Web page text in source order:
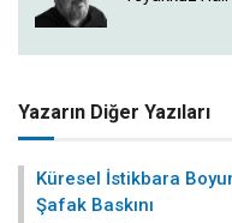
Yazarın Diğer Yazıları
Küresel İstikbara
Şafak Baskını